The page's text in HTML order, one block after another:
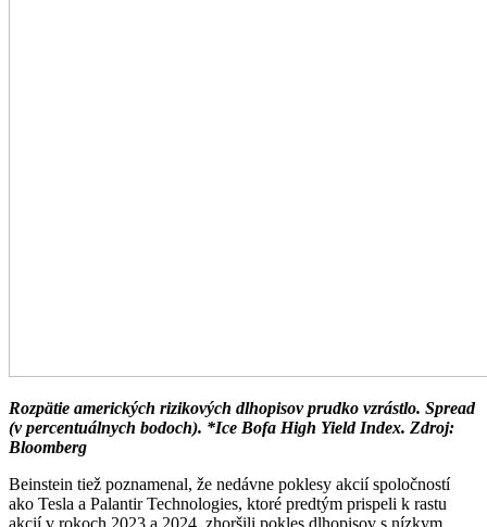
Rozpätie amerických rizikových dlhopisov prudko vzrástlo. Spread
(v percentuálnych bodoch). *Ice Bofa High Yield Index. Zdroj:
Bloomberg
Beinstein tiež poznamenal, že nedávne poklesy akcií spoločností
ako Tesla a Palantir Technologies, ktoré predtým prispeli k rastu
akcií v rokoch 2023 a 2024, zhoršili pokles dlhopisov s nízkym